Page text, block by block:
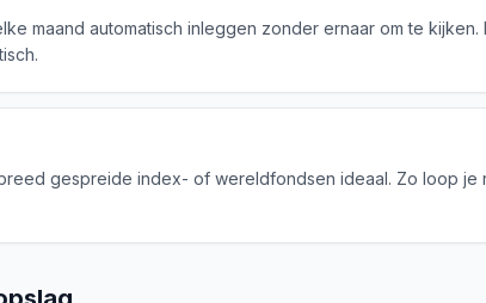
maand automatisch inleggen zonder ernaar om te
gespreide index- of wereldfondsen ideaal. Zo loop